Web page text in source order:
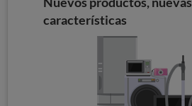
características